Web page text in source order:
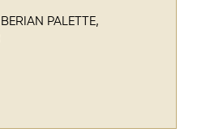
PALETTE,